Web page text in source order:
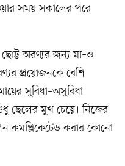
সময় সকালের পরে
অরণ্যর জন্য মা–ও
প্রয়োজনকে বেশি
সুবিধা–অসুবিধা
ছেলের মুখ চেয়ে। নিজের
কমপ্লিকেটেড করার কোনো